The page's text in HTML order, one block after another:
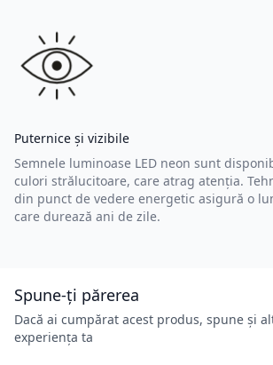
Puternice și vizibile
Semnele luminoase LED neon sunt
culori strălucitoare, care atrag atenția.
din punct de vedere energetic asigură o
care durează ani de zile.
Spune-ți părerea
Dacă ai cumpărat acest produs, spune și
experiența ta